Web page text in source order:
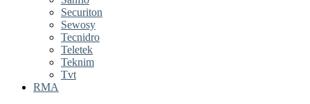
Securiton
Sewosy
Tecnidro
Teletek
Teknim
Tvt
RMA